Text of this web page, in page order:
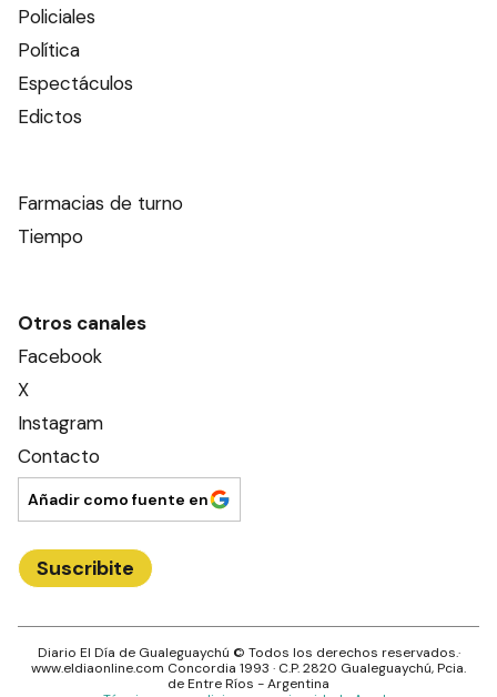
Policiales
Política
Espectáculos
Edictos
Farmacias de turno
Tiempo
Otros canales
Facebook
X
Instagram
Contacto
Añadir como fuente en
Suscribite
Diario El Día de Gualeguaychú © Todos los derechos reservados.·
www.eldiaonline.com Concordia 1993 · C.P.2820 Gualeguaychú, Pcia.
deEntre Ríos - Argentina